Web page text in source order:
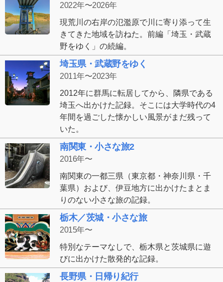
2022年〜2026年
現荒川の右岸の氾濫原で川に寄り添って生
きてきた地域を訪ねた。前編「埼玉・武蔵
野をゆく」の続編。
埼玉県・武蔵野をゆく
2011年〜2023年
2012年に群馬に転居してから、隣県である
埼玉へ出かけた記録。そこには大学時代の4
年間を過ごした懐かしい風景がまだ残って
いた。
南関東・小さな旅2
2016年〜
南関東の一都三県（東京都・神奈川県・千
葉県）および、伊豆地方に出かけたまとま
りのない小さな旅の記録。
栃木／茨城・小さな旅
2015年〜
特別なテーマなしで、栃木県と茨城県に遊
びに出かけた散発的な記録。
長野県・日帰り紀行